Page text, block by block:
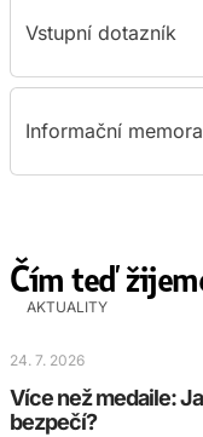
Vstupní dotazník
Informační
Čím teď
AKTUALITY
24. 7. 2026
Více než medaile:
bezpečí?